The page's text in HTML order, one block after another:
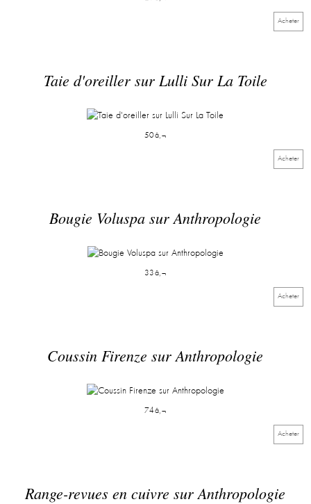
Acheter
Taie d'oreiller sur Lulli Sur La Toile
50â‚¬
Acheter
Bougie Voluspa sur Anthropologie
33â‚¬
Acheter
Coussin Firenze sur Anthropologie
74â‚¬
Acheter
Range-revues en cuivre sur Anthropologie